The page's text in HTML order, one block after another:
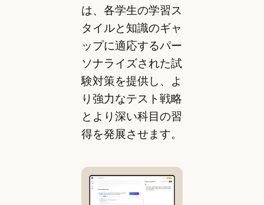
は、各学生の学習ス
タイルと知識のギャ
ップに適応するパー
ソナライズされた試
験対策を提供し、よ
り強力なテスト戦略
とより深い科目の習
得を発展させます。